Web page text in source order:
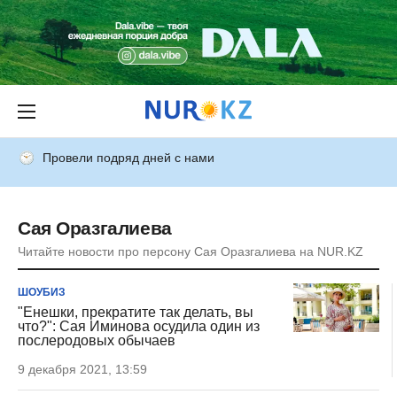
Провели подряд дней с нами
Сая Оразгалиева
Читайте новости про персону Сая Оразгалиева на NUR.KZ
ШОУБИЗ
"Енешки, прекратите так делать, вы
что?": Сая Иминова осудила один из
послеродовых обычаев
9 декабря 2021, 13:59